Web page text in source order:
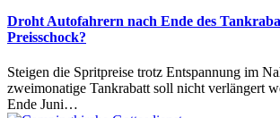
Droht Autofahrern nach Ende des
Preisschock?
Steigen die Spritpreise trotz Entspannung im
zweimonatige Tankrabatt soll nicht verlängert
Ende Juni…